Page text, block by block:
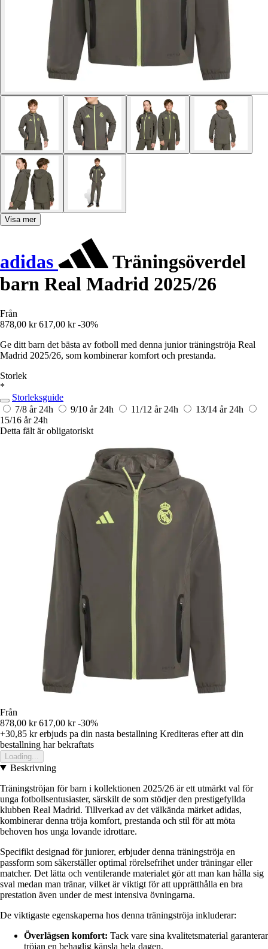
Visa mer
adidas
Träningsöverdel
barn Real Madrid 2025/26
Från
878,00 kr 617,00 kr -30%
Ge ditt barn det bästa av fotboll med denna junior träningströja Real
Madrid 2025/26, som kombinerar komfort och prestanda.
Storlek
*
Storleksguide
7/8 år 24h 9/10 år 24h 11/12 år 24h 13/14 år 24h
15/16 år 24h
Detta fält är obligatoriskt
Från
878,00 kr 617,00 kr -30%
+30,85 krerbjuds pa din nasta bestallning Krediteras efter att din
bestallning har bekraftats
Loading...
Beskrivning
Träningströjan för barn i kollektionen 2025/26 är ett utmärkt val för
unga fotbollsentusiaster, särskilt de som stödjer den prestigefyllda
klubben Real Madrid. Tillverkad av det välkända märket adidas,
kombinerar denna tröja komfort, prestanda och stil för att möta
behoven hos unga lovande idrottare.
Specifikt designad för juniorer, erbjuder denna träningströja en
passform som säkerställer optimal rörelsefrihet under träningar eller
matcher. Det lätta och ventilerande materialet gör att man kan hålla sig
sval medan man tränar, vilket är viktigt för att upprätthålla en bra
prestation även under de mest intensiva övningarna.
De viktigaste egenskaperna hos denna träningströja inkluderar:
Överlägsen komfort: Tack vare sina kvalitetsmaterial garanterar
tröjan en behaglig känsla hela dagen.